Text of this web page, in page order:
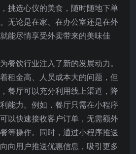
挑选心仪的美食，随时随地下单
无论是在家、在办公室还是在外
能尽情享受外卖带来的美味佳
餐饮行业注入了新的发展动力。
租金高、人员成本大的问题，但
餐厅可以充分利用线上渠道，降
能力。例如，餐厅只需在小程序
以快速接收客户订单，无需额外
等操作。同时，通过小程序推送
向用户推送优惠信息，吸引更多